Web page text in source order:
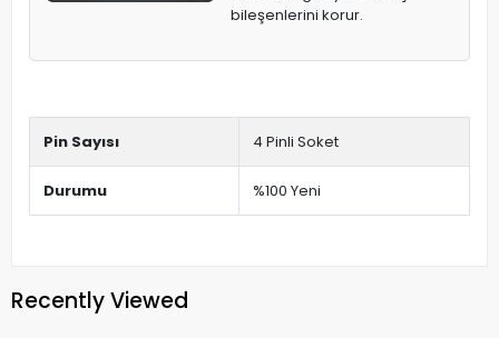
bileşenlerini korur.
Pin Sayısı 4 Pinli Soket
Durumu %100 Yeni
Recently Viewed